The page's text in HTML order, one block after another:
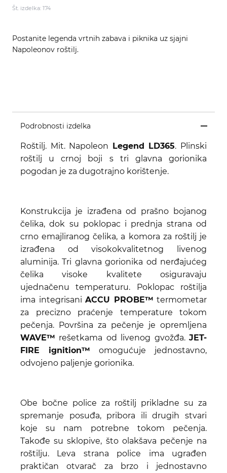
Št. izdelka: 174
Postanite legenda vrtnih zabava i piknika uz sjajni
Napoleonov roštilj.
Podrobnosti izdelka
Roštilj. Mit. Napoleon Legend LD365. Plinski
roštilj u crnoj boji s tri glavna gorionika
pogodan je za dugotrajno korištenje.
Konstrukcija je izrađena od prašno bojanog
čelika, dok su poklopac i prednja strana od
crno emajliranog čelika, a komora za roštilj je
izrađena od visokokvalitetnog livenog
aluminija. Tri glavna gorionika od nerđajućeg
čelika visoke kvalitete osiguravaju
ujednačenu temperaturu. Poklopac roštilja
ima integrisani ACCU PROBE™ termometar
za precizno praćenje temperature tokom
pečenja. Površina za pečenje je opremljena
WAVE™ rešetkama od livenog gvožđa. JET-
FIRE ignition™ omogućuje jednostavno,
odvojeno paljenje gorionika.
Obe bočne police za roštilj prikladne su za
spremanje posuđa, pribora ili drugih stvari
koje su nam potrebne tokom pečenja.
Takođe su sklopive, što olakšava pečenje na
roštilju. Leva strana police ima ugrađen
praktičan otvarač za brzo i jednostavno